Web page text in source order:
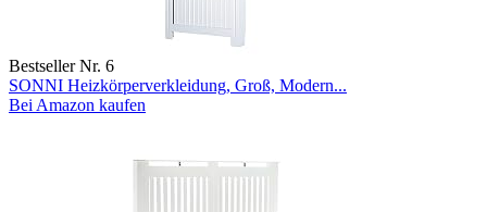
Bestseller Nr. 6
SONNI Heizkörperverkleidung, Groß, Modern...
Bei Amazon kaufen